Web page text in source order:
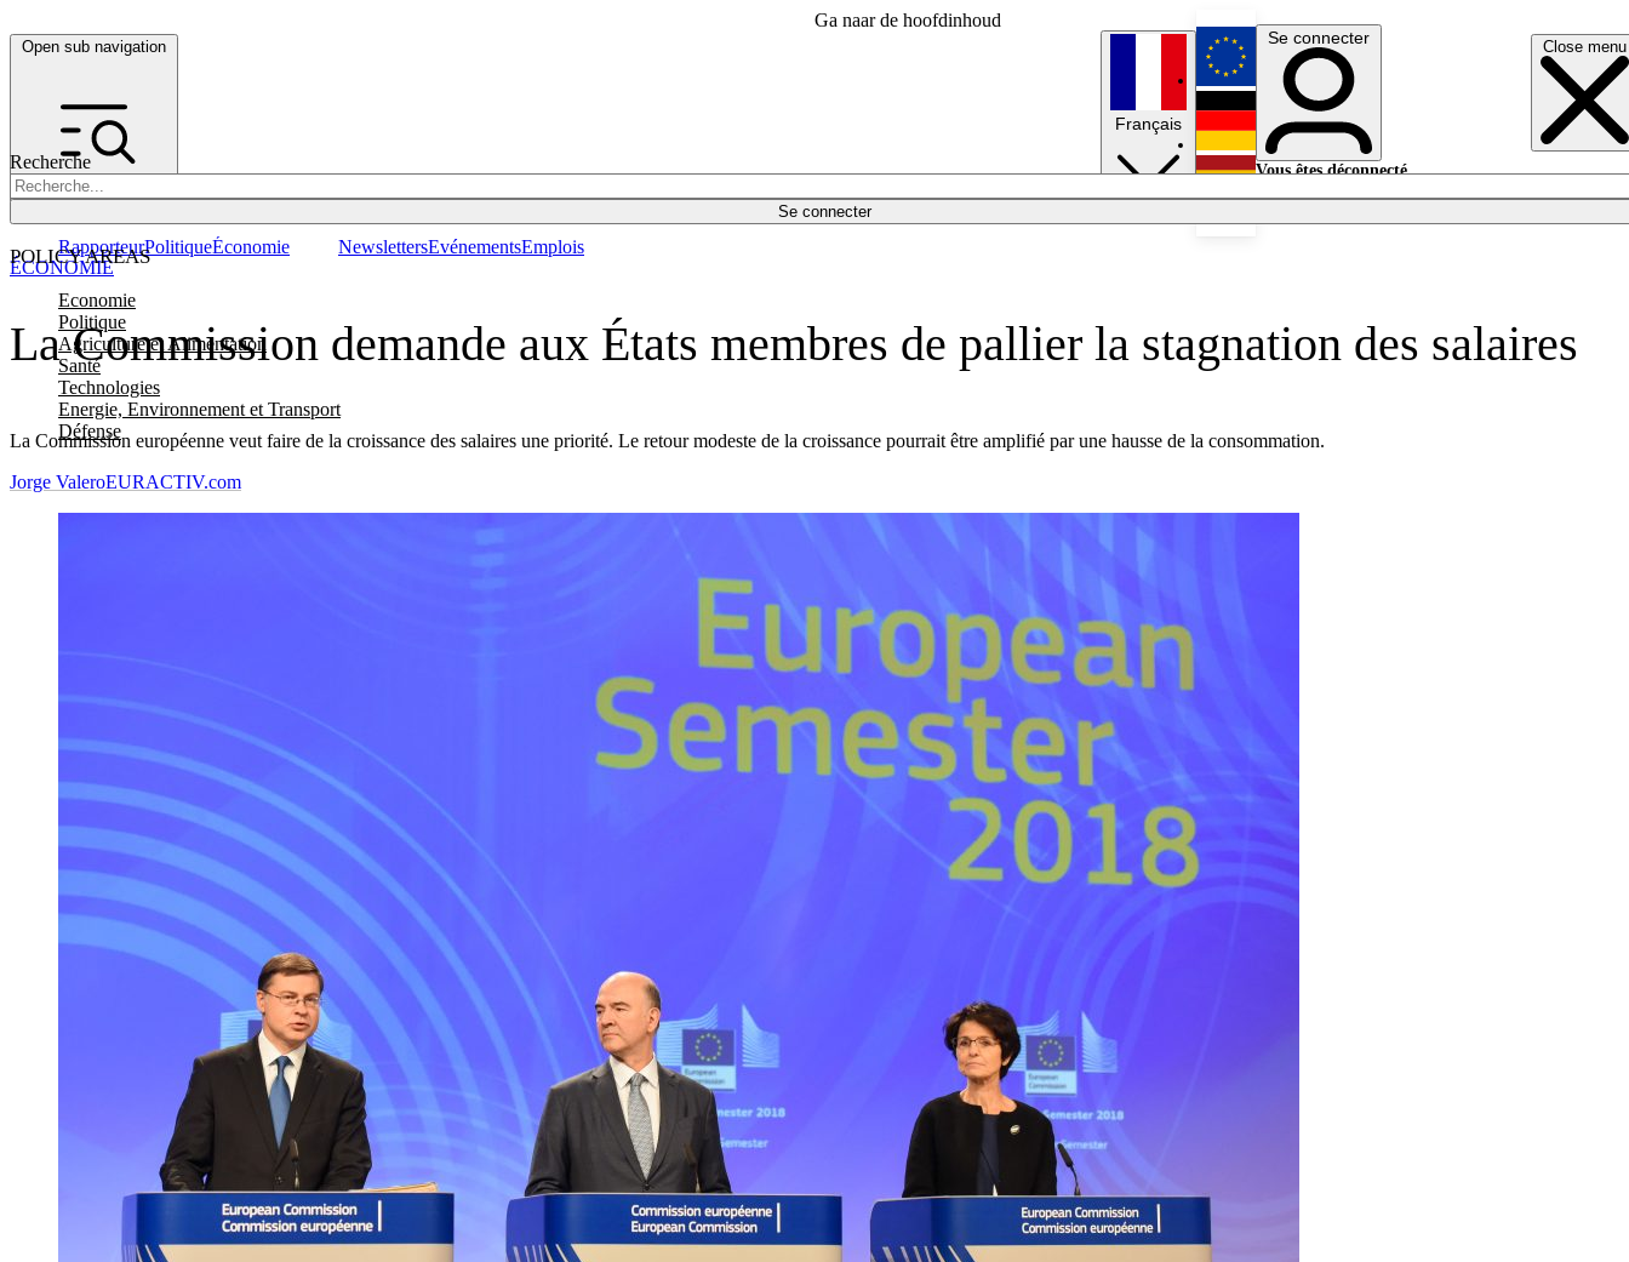
Ga naar de hoofdinhoud
Open sub navigation Close menu
Recherche
Se connecter
POLICY AREAS
Economie
Politique
Agriculture et Alimentation
Santé
Technologies
Energie, Environnement et Transport
Défense
RapporteurPolitiqueÉconomie NewslettersEvénementsEmplois
Français
English
Deutsch
Se connecter
Vous êtes déconnecté.
La Commission demande aux États membres de pallier la stagnation des salaires
La Commission européenne veut faire de la croissance des salaires une priorité. Le retour modeste de la croissance pourrait être amplifié par une hausse de la consommation.
ÉCONOMIE
Jorge ValeroEURACTIV.com